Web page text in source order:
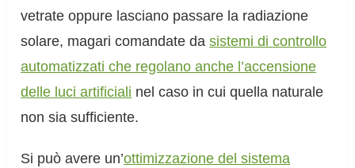
vetrate oppure lasciano passare la radiazione
solare, magari comandate dasistemi di controllo
automatizzati che regolano anche l’accensione
delle luci artificiali nel caso in cui quella naturale
non sia sufficiente.
Si può avere un’ottimizzazione del sistema